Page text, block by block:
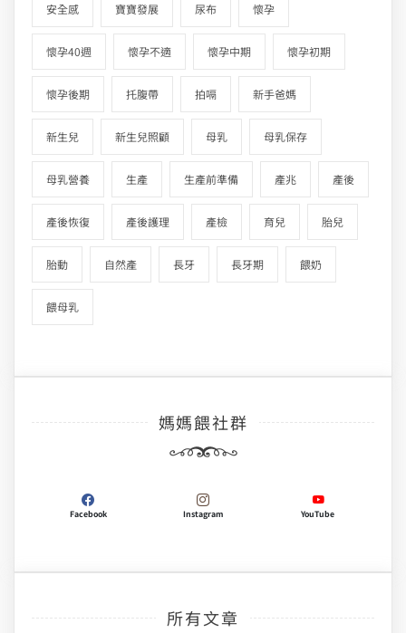
安全感 寶寶發展 尿布 懷孕
懷孕40週 懷孕不適 懷孕中期 懷孕初期
懷孕後期 托腹帶 拍嗝 新手爸媽
新生兒 新生兒照顧 母乳 母乳保存
母乳營養 生產 生產前準備 產兆 產後
產後恢復 產後護理 產檢 育兒 胎兒
胎動 自然產 長牙 長牙期 餵奶
餵母乳
媽媽餵社群
Facebook Instagram YouTube
所有文章